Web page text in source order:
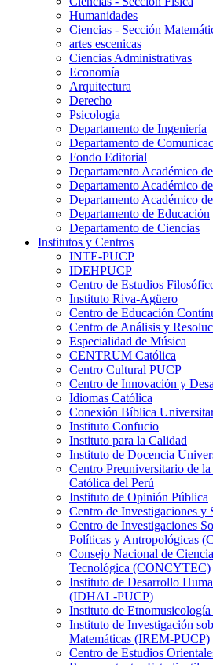
Humanidades
Ciencias - Sección
artes escenicas
Ciencias Administrativas
Economía
Arquitectura
Derecho
Psicologia
Departamento de Ingeniería
Departamento de
Fondo Editorial
Departamento Académico
Departamento Académico
Departamento Académico
Departamento de Educación
Departamento de Ciencias
Institutos y Centros
INTE-PUCP
IDEHPUCP
Centro de Estudios
Instituto Riva-Agüero
Centro de Educación
Centro de Análisis y
Especialidad de Música
CENTRUM Católica
Centro Cultural PUCP
Centro de Innovación y
Idiomas Católica
Conexión Bíblica
Instituto Confucio
Instituto para la Calidad
Instituto de Docencia
Centro Preuniversitario de
Católica del Perú
Instituto de Opinión Pública
Centro de Investigaciones y
Centro de Investigaciones
Políticas y Antropológicas
Consejo Nacional de
Tecnológica (CONCYTEC)
Instituto de Desarrollo
(IDHAL-PUCP)
Instituto de
Instituto de Investigación
Matemáticas (IREM-PUCP)
Centro de Estudios